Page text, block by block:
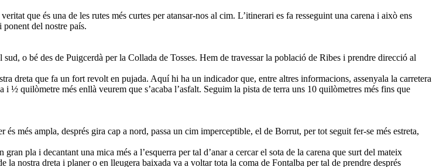
que és una de les rutes més curtes per atansar-nos al cim. L’itinerari es fa resseguint una carena i això ens
ponent del nostre país.
o bé des de Puigcerdà per la Collada de Tosses. Hem de travessar la població de Ribes i prendre direcció al
dreta que fa un fort revolt en pujada. Aquí hi ha un indicador que, entre altres informacions, assenyala la carretera
quilòmetre més enllà veurem que s’acaba l’asfalt. Seguim la pista de terra uns 10 quilòmetres més fins que
més ampla, després gira cap a nord, passa un cim imperceptible, el de Borrut, per tot seguit fer-se més estreta,
pla i decantant una mica més a l’esquerra per tal d’anar a cercar el sota de la carena que surt del mateix
nostra dreta i planer o en lleugera baixada va a voltar tota la coma de Fontalba per tal de prendre després